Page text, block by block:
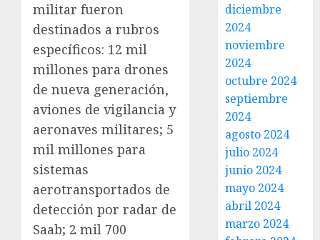
militar fueron
destinados a rubros
específicos: 12 mil
millones para drones
de nueva generación,
aviones de vigilancia y
aeronaves militares; 5
mil millones para
sistemas
aerotransportados de
detección por radar de
Saab; 2 mil 700
diciembre
2024
noviembre
2024
octubre 2024
septiembre
2024
agosto 2024
julio 2024
junio 2024
mayo 2024
abril 2024
marzo 2024